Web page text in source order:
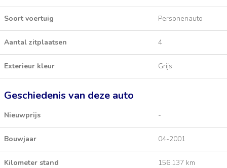
Soort voertuig Personenauto
Aantal zitplaatsen 4
Exterieur kleur Grijs
Geschiedenis van deze auto
Nieuwprijs -
Bouwjaar 04-2001
Kilometer stand 156.137 km